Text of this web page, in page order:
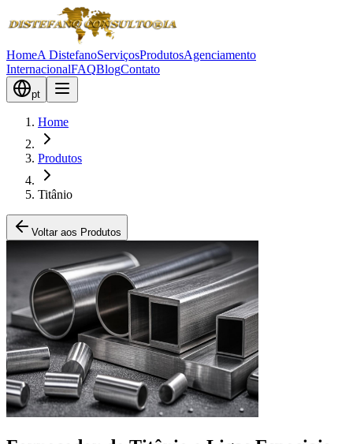
HomeA DistefanoServiçosProdutosAgenciamento
InternacionalFAQBlogContato
pt
Home
Produtos
Titânio
Voltar aos Produtos